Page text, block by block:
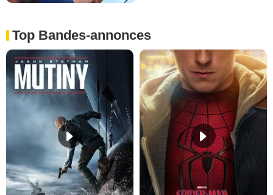
Top Bandes-annonces